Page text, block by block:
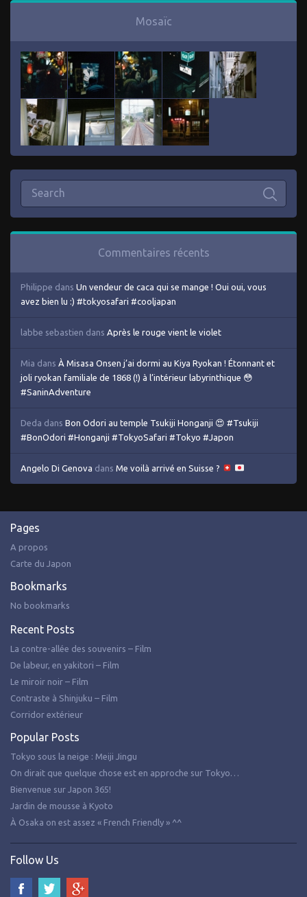
Mosaïc
Commentaires récents
Philippe dans Un vendeur de caca qui se mange ! Oui oui, vous
avez bien lu :) #tokyosafari #cooljapan
labbe sebastien dans Après le rouge vient le violet
Mia dans À Misasa Onsen j’ai dormi au Kiya Ryokan ! Étonnant et
joli ryokan familiale de 1868 (!) à l’intérieur labyrinthique 😳
#SaninAdventure
Deda dans Bon Odori au temple Tsukiji Honganji 😍 #Tsukiji
#BonOdori #Honganji #TokyoSafari #Tokyo #Japon
Angelo Di Genova dans Me voilà arrivé en Suisse ?
Pages
A propos
Carte du Japon
Bookmarks
No bookmarks
Recent Posts
La contre-allée des souvenirs – Film
De labeur, en yakitori – Film
Le miroir noir – Film
Contraste à Shinjuku – Film
Corridor extérieur
Popular Posts
Tokyo sous la neige : Meiji Jingu
On dirait que quelque chose est en approche sur Tokyo…
Bienvenue sur Japon 365!
Jardin de mousse à Kyoto
À Osaka on est assez « French Friendly » ^^
Follow Us